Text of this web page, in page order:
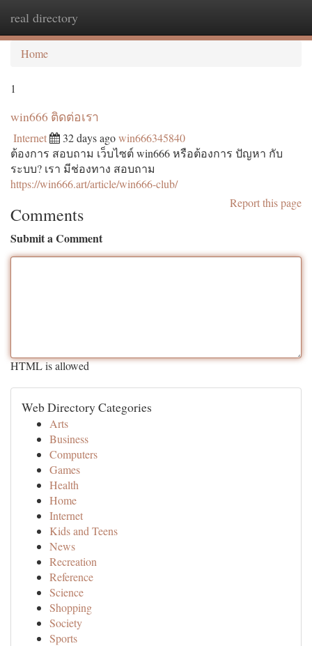
real directory
Home
1
win666 ติดต่อเรา
Internet 32 days agowin666345840
ต้องการ สอบถาม เว็บไซต์ win666 หรือต้องการ ปัญหา กับ
ระบบ? เรา มีช่องทาง สอบถาม
https://win666.art/article/win666-club/
Report this page
Comments
Submit a Comment
HTML is allowed
Web Directory Categories
Arts
Business
Computers
Games
Health
Home
Internet
Kids and Teens
News
Recreation
Reference
Science
Shopping
Society
Sports